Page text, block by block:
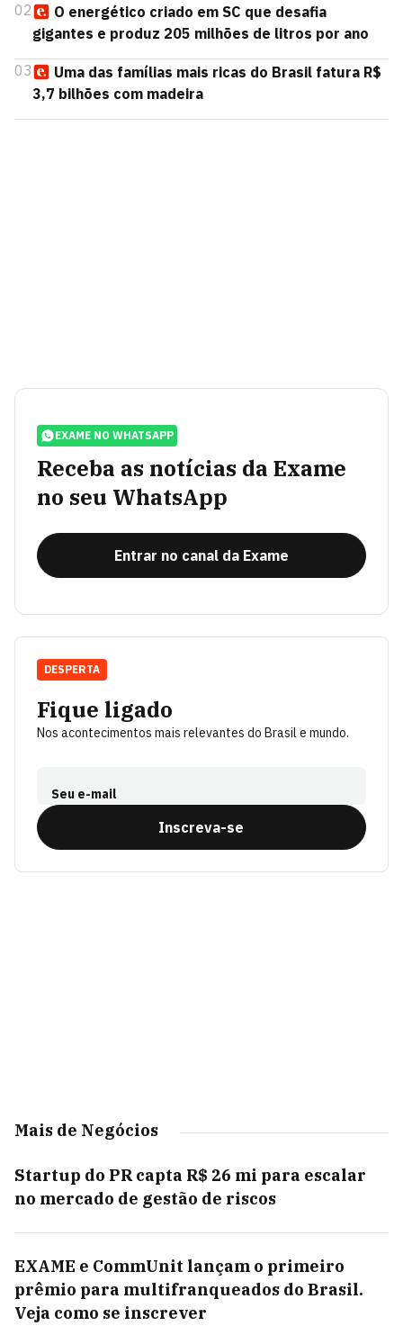
02
O energético criado em SC que desafia
gigantes e produz 205 milhões de litros por ano
03
Uma das famílias mais ricas do Brasil fatura R$
3,7 bilhões com madeira
EXAME NO WHATSAPP
Receba as notícias da Exame
no seu WhatsApp
Entrar no canal da Exame
Fique ligado
Nos acontecimentos mais relevantes do Brasil e mundo.
Seu e-mail
Inscreva-se
DESPERTA
Mais de Negócios
Startup do PR capta R$ 26 mi para escalar
no mercado de gestão de riscos
EXAME e CommUnit lançam o primeiro
prêmio para multifranqueados do Brasil.
Veja como se inscrever